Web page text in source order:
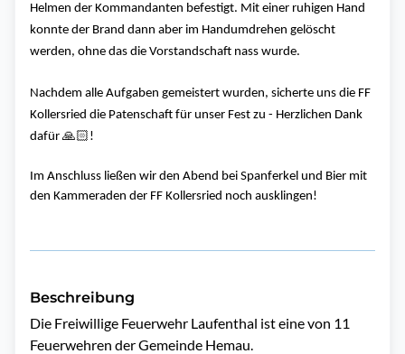
Helmen der Kommandanten befestigt. Mit einer ruhigen Hand
konnte der Brand dann aber im Handumdrehen gelöscht
werden, ohne das die Vorstandschaft nass wurde.
Nachdem alle Aufgaben gemeistert wurden, sicherte uns die FF
Kollersried die Patenschaft für unser Fest zu - Herzlichen Dank
dafür 🙏🏻 !
Im Anschluss ließen wir den Abend bei Spanferkel und Bier mit
den Kammeraden der FF Kollersried noch ausklingen!
Beschreibung
Die Freiwillige Feuerwehr Laufenthal ist eine von 11
Feuerwehren der Gemeinde Hemau.